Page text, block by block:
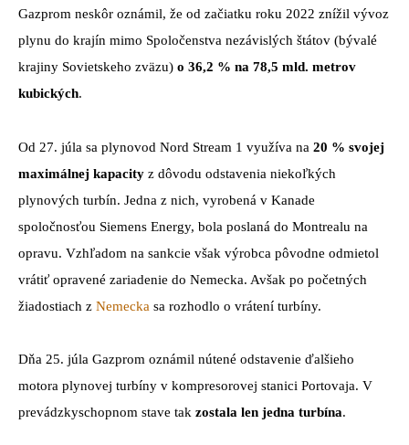
Gazprom neskôr oznámil, že od začiatku roku 2022 znížil vývoz
plynu do krajín mimo Spoločenstva nezávislých štátov (bývalé
krajiny Sovietskeho zväzu) o 36,2 % na 78,5 mld. metrov
kubických.
Od 27. júla sa plynovod Nord Stream 1 využíva na 20 % svojej
maximálnej kapacity z dôvodu odstavenia niekoľkých
plynových turbín. Jedna z nich, vyrobená v Kanade
spoločnosťou Siemens Energy, bola poslaná do Montrealu na
opravu. Vzhľadom na sankcie však výrobca pôvodne odmietol
vrátiť opravené zariadenie do Nemecka. Avšak po početných
žiadostiach z Nemecka sa rozhodlo o vrátení turbíny.
Dňa 25. júla Gazprom oznámil nútené odstavenie ďalšieho
motora plynovej turbíny v kompresorovej stanici Portovaja. V
prevádzkyschopnom stave tak zostala len jedna turbína.